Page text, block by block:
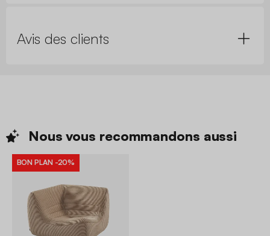
Avis des clients
Nous vous recommandons aussi
BON PLAN -20%